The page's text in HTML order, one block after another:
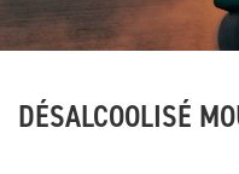
DÉSALCOOLISÉ